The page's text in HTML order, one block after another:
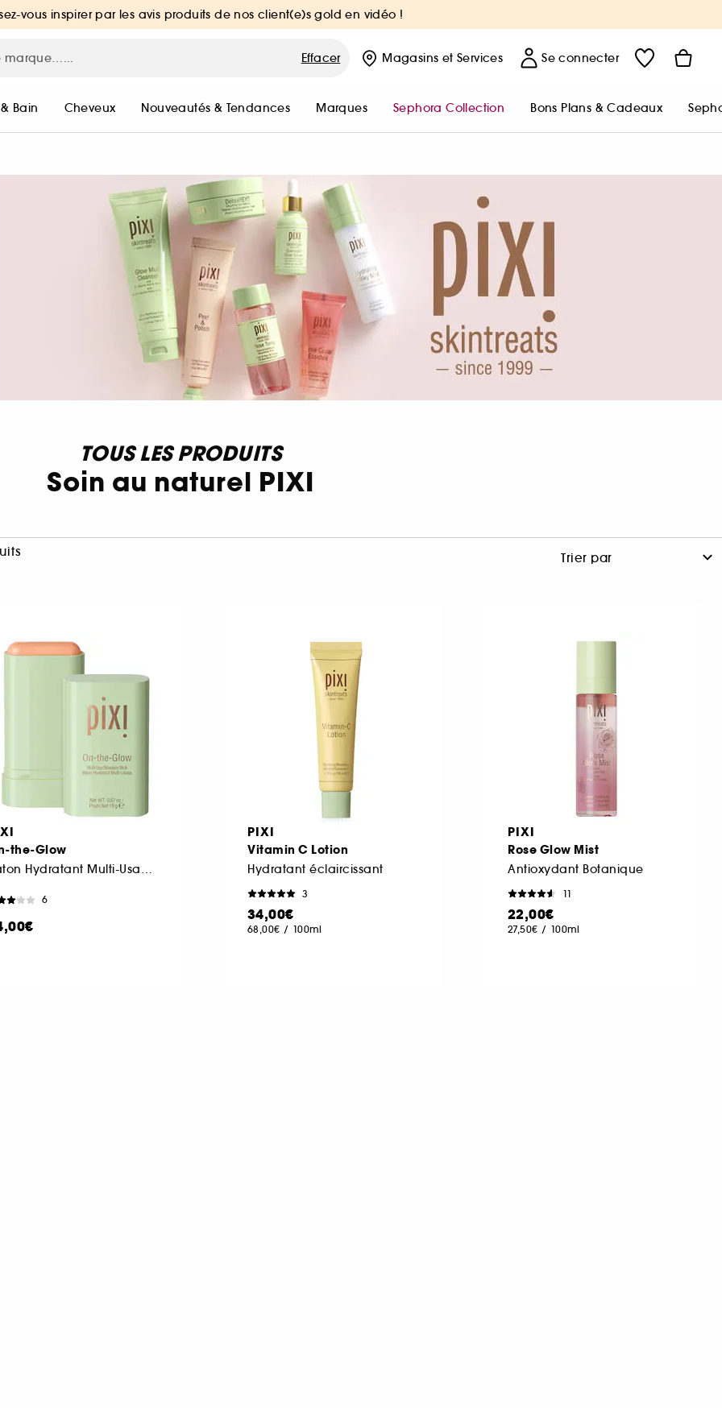
vous inspirer par les avis produits de nos client(e)s gold en vidéo !
Effacer Magasins et Services Se connecter
Bain Cheveux Nouveautés & Tendances Marques Sephora Collection Bons Plans & Cadeaux
TOUS LES PRODUITS
Soin au naturel PIXI
the-Glow
Bâton Hydratant Multi-Usage
6
PIXI
Vitamin C Lotion
Hydratant éclaircissant
3
34,00€
68,00€ / 100ml
PIXI
Rose Glow Mist
Antioxydant Botanique
11
22,00€
27,50€ / 100ml